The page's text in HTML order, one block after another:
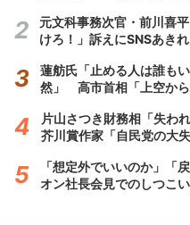
元文科事務次官・前川喜
けろ！」訴えにSNSあき
蓮舫氏「止める人は誰も
然」 高市首相「上空か
片山さつき財務相「失わ
芥川賞作家「自民党の大
「想定外でいいのか」
オン社長会見でのしつこ